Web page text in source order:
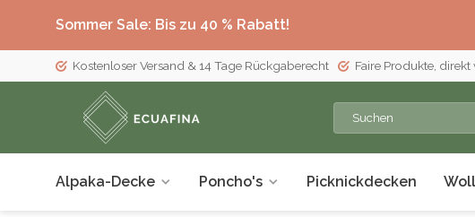
Sommer Sale: Bis zu 40 % Rabatt!
Kostenloser Versand & 14 Tage Rückgaberecht Faire Produkte,
Alpaka-Decke Poncho's Picknickdecken